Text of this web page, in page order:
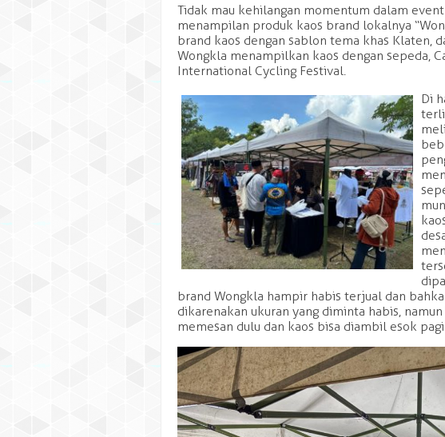
Tidak mau kehilangan momentum dalam
menampilan produk kaos brand lokalnya
brand kaos dengan sablon tema khas Klaten,
Wongkla menampilkan kaos dengan sepeda,
International Cycling Festival.
Di
brand Wongkla hampir habis terjual dan
dikarenakan ukuran yang diminta habis,
memesan dulu dan kaos bisa diambil esok
Ega Azmi
puas banget, harga terjangkau,
sablonan rapi n awet, kwalitas best,
pelayanan ramah. tempat bikin kaos
TERrecomended di Klaten.
sukses terus bgt gading kaos